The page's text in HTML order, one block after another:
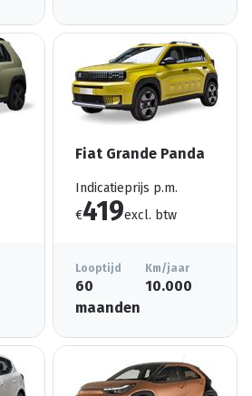
Fiat Grande Panda
Indicatieprijs p.m.
€419excl. btw
Looptijd
60
maanden
Km/jaar
10.000